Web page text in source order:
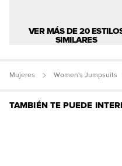
VER MÁS DE 20
SIMILARES
Mujeres Women's Jumpsuits
TAMBIÉN TE PUEDE